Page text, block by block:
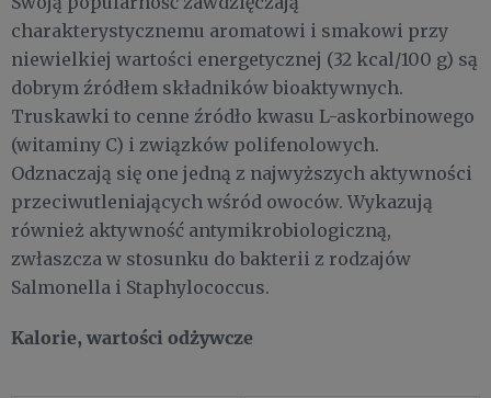
charakterystycznemu aromatowi i smakowi przy
niewielkiej wartości energetycznej (32 kcal/100 g) są
dobrym źródłem składników bioaktywnych.
Truskawki to cenne źródło kwasu L-askorbinowego
(witaminy C) i związków polifenolowych.
Odznaczają się one jedną z najwyższych aktywności
przeciwutleniających wśród owoców. Wykazują
również aktywność antymikrobiologiczną,
zwłaszcza w stosunku do bakterii z rodzajów
Salmonella i Staphylococcus.
Kalorie, wartości odżywcze